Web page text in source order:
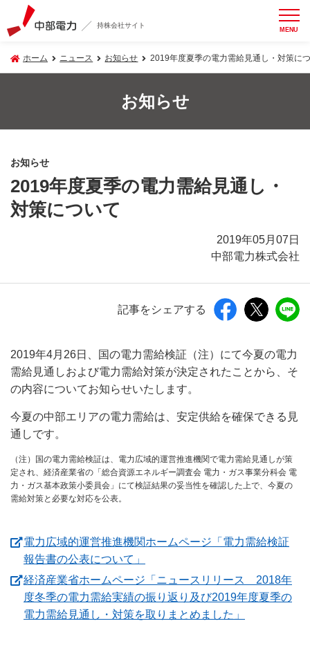
持株会社サイト MENU
ホーム ニュース お知らせ 2019年度夏季の電力需給見通し・対策に
お知らせ
お知らせ
2019年度夏季の電力需給見通し・
対策について
2019年05月07日
中部電力株式会社
記事をシェアする
2019年4月26日、国の電力需給検証（注）にて今夏の電力
需給見通しおよび電力需給対策が決定されたことから、そ
の内容についてお知らせいたします。
今夏の中部エリアの電力需給は、安定供給を確保できる見
通しです。
（注）国の電力需給検証は、電力広域的運営推進機関で電力需給見通しが策
定され、経済産業省の「総合資源エネルギー調査会 電力・ガス事業分科会 電
力・ガス基本政策小委員会」にて検証結果の妥当性を確認した上で、今夏の
需給対策と必要な対応を公表。
電力広域的運営推進機関ホームページ「電力需給検証
報告書の公表について」
経済産業省ホームページ「ニュースリリース 2018年
度冬季の電力需給実績の振り返り及び2019年度夏季の
電力需給見通し・対策を取りまとめました」